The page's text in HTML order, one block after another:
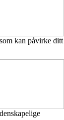
kan påvirke ditt